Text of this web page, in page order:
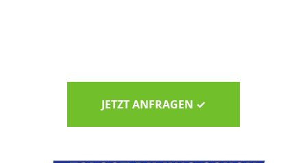
JETZT ANFRAGEN ✓